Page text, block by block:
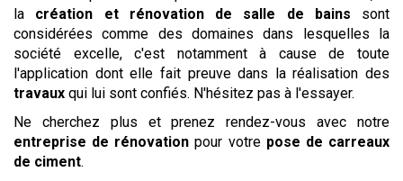
la création et rénovation de salle de bains sont
considérées comme des domaines dans lesquelles la
société excelle, c'est notamment à cause de toute
l'application dont elle fait preuve dans la réalisation des
travaux qui lui sont confiés. N'hésitez pas à l'essayer.
Ne cherchez plus et prenez rendez-vous avec notre
entreprise de rénovation pour votre pose de carreaux
de ciment.